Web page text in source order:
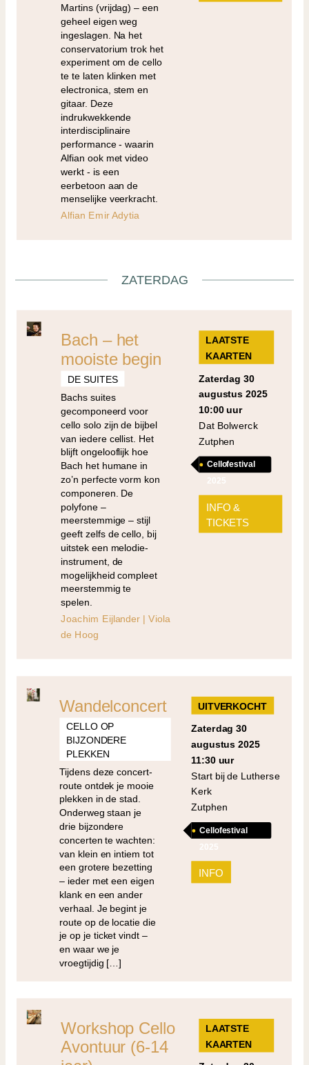
Martins (vrijdag) – een
geheel eigen weg
ingeslagen. Na het
conservatorium trok het
experiment om de cello
te te laten klinken met
electronica, stem en
gitaar. Deze
indrukwekkende
interdisciplinaire
performance - waarin
Alfian ook met video
werkt - is een
eerbetoon aan de
menselijke veerkracht.
Alfian Emir Adytia
ZATERDAG
Bach – het
mooiste begin
DE SUITES
Bachs suites
gecomponeerd voor
cello solo zijn de bijbel
van iedere cellist. Het
blijft ongelooflijk hoe
Bach het humane in
zo’n perfecte vorm kon
componeren. De
polyfone –
meerstemmige – stijl
geeft zelfs de cello, bij
uitstek een melodie-
instrument, de
mogelijkheid compleet
meerstemmig te
spelen.
Joachim Eijlander | Viola
de Hoog
LAATSTE
KAARTEN
zaterdag 30
augustus 2025
10:00 uur
Dat Bolwerck
Zutphen
Cellofestival
2025
INFO &
TICKETS
Wandelconcert
CELLO OP
BIJZONDERE
PLEKKEN
Tijdens deze concert-
route ontdek je mooie
plekken in de stad.
Onderweg staan je
drie bijzondere
concerten te wachten:
van klein en intiem tot
een grotere bezetting
– ieder met een eigen
klank en een ander
verhaal. Je begint je
route op de locatie die
je op je ticket vindt –
en waar we je
vroegtijdig […]
UITVERKOCHT
zaterdag 30
augustus 2025
11:30 uur
Start bij de Lutherse
Kerk
Zutphen
Cellofestival
2025
INFO
Workshop Cello
Avontuur (6-14
LAATSTE
KAARTEN